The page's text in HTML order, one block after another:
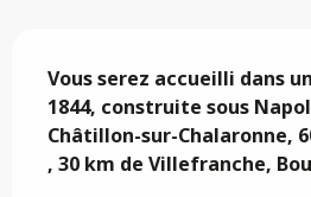
Vous serez accueilli dans
1844, construite sous
Châtillon-sur-Chalaronne,
, 30 km de Villefranche,